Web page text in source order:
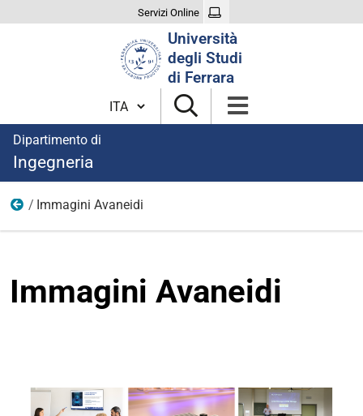
Servizi Online
Università
degli Studi
di Ferrara
Cambia lingua
Dipartimento di
Ingegneria
Immagini Gold Partnership
Immagini Avaneidi
Immagini Avaneidi